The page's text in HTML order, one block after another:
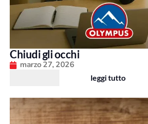
Chiudi gli occhi
marzo 27, 2026
leggi tutto